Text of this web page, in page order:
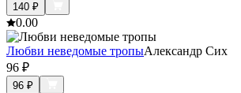
140 ₽
0.00
Любви неведомые тропыАлександр Сих
96 ₽
96 ₽